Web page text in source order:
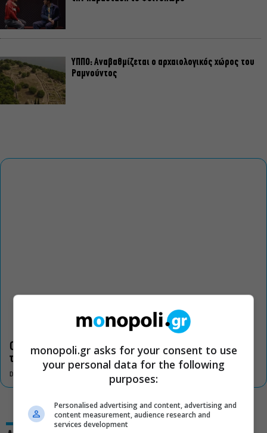
ΥΠΠΟ: Αναβαθμίζεται ο αρχαιολογικός χώρος του
Ραμνούντος
Οι «Τρωάδες» στην Επίδαυρο αλλάζουν την αντίληψη για
τον πολιτισμό
DON'T MISS
monopoli.gr asks for your consent to use
your personal data for the following
purposes:
Personalised advertising and content, advertising and
content measurement, audience research and
services development